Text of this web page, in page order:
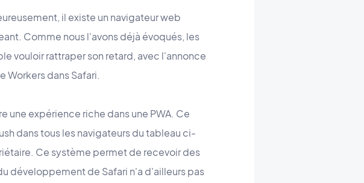
il existe un navigateur web
Comme nous l'avons déjà évoqués, les
vouloir rattraper son retard, avec l'annonce
Workers dans Safari.
une expérience riche dans une PWA. Ce
dans tous les navigateurs du tableau ci-
Ce système permet de recevoir des
développement de Safari n'a d'ailleurs pas